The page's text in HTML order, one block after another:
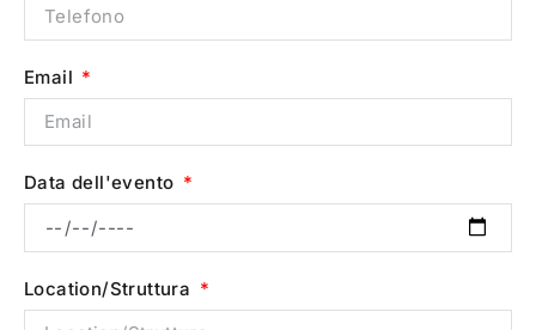
Email
Data dell'evento
Location/Struttura